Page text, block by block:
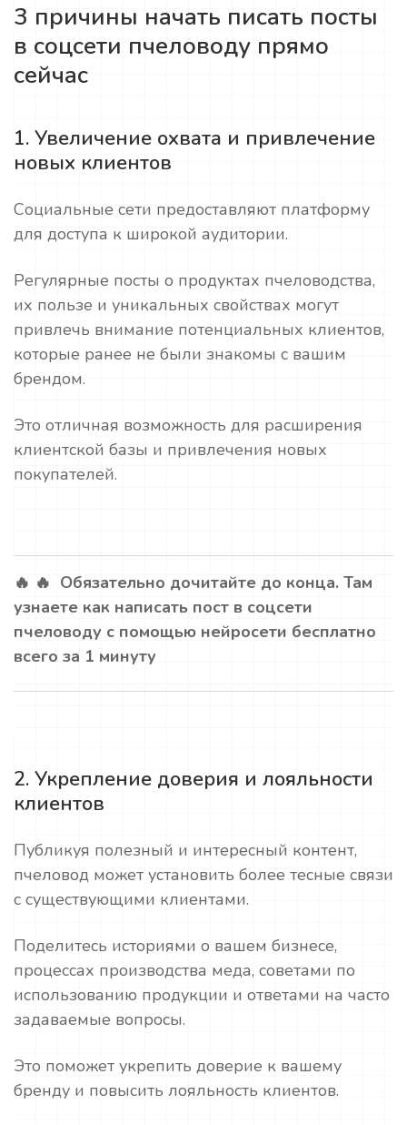
3 причины начать писать посты
в соцсети пчеловоду прямо
сейчас
1. Увеличение охвата и привлечение
новых клиентов
Социальные сети предоставляют платформу
для доступа к широкой аудитории.
Регулярные посты о продуктах пчеловодства,
их пользе и уникальных свойствах могут
привлечь внимание потенциальных клиентов,
которые ранее не были знакомы с вашим
брендом.
Это отличная возможность для расширения
клиентской базы и привлечения новых
покупателей.
🔥 🔥 Обязательно дочитайте до конца. Там
узнаете как написать пост в соцсети
пчеловоду с помощью нейросети бесплатно
всего за 1 минуту
2. Укрепление доверия и лояльности
клиентов
Публикуя полезный и интересный контент,
пчеловод может установить более тесные связи
с существующими клиентами.
Поделитесь историями о вашем бизнесе,
процессах производства меда, советами по
использованию продукции и ответами на часто
задаваемые вопросы.
Это поможет укрепить доверие к вашему
бренду и повысить лояльность клиентов.